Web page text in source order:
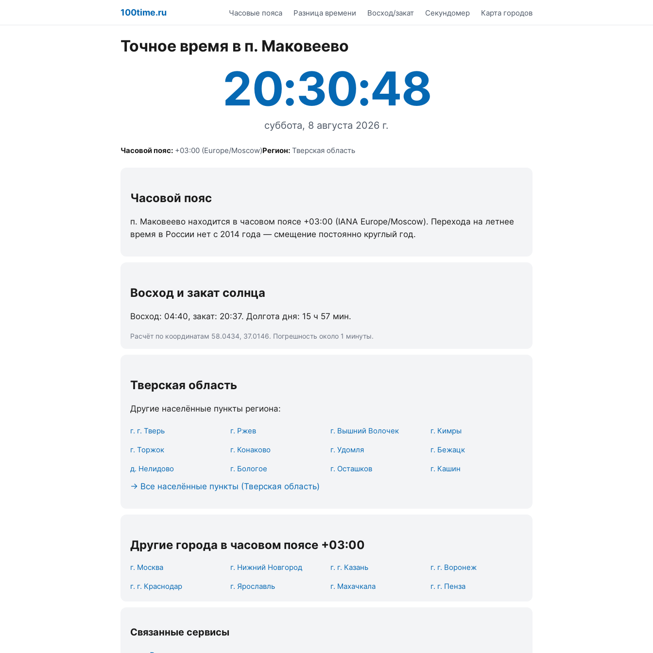
100time.ru Часовые пояса Разница времени Восход/закат Секундомер Карта городов
Точное время в п. Маковеево
20:30:48
суббота, 8 августа 2026 г.
Часовой пояс: +03:00 (Europe/Moscow)Регион: Тверская область
Часовой пояс
п. Маковеево находится в часовом поясе +03:00 (IANA Europe/Moscow). Перехода на летнее
время в России нет с 2014 года — смещение постоянно круглый год.
Восход и закат солнца
Восход: 04:40, закат: 20:37. Долгота дня: 15 ч 57 мин.
Расчёт по координатам 58.0434, 37.0146. Погрешность около 1 минуты.
Тверская область
Другие населённые пункты региона:
г. г. Тверь г. Ржев г. Вышний Волочек г. Кимры
г. Торжок г. Конаково г. Удомля г. Бежацк
д. Нелидово г. Бологое г. Осташков г. Кашин
→ Все населённые пункты (Тверская область)
Другие города в часовом поясе +03:00
г. Москва г. Нижний Новгород г. г. Казань г. г. Воронеж
г. г. Краснодар г. Ярославль г. Махачкала г. г. Пенза
Связанные сервисы